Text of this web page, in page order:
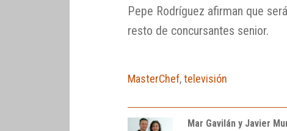
Pepe Rodríguez afirman que
resto de concursantes senior.
MasterChef,televisión
Mar Gavilán y Javier